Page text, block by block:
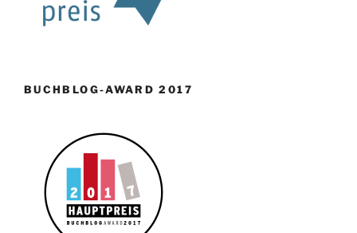
BUCHBLOG-AWARD 2017